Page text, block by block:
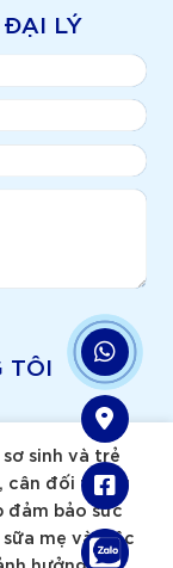
LÝ
TÔI
sinh và trẻ
cân đối trong
đảm bảo sức
mẹ và việc